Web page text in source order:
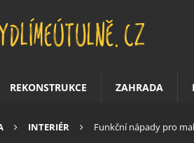
REKONSTRUKCE ZAHRADA
INTERIÉR
Funkční nápady pro